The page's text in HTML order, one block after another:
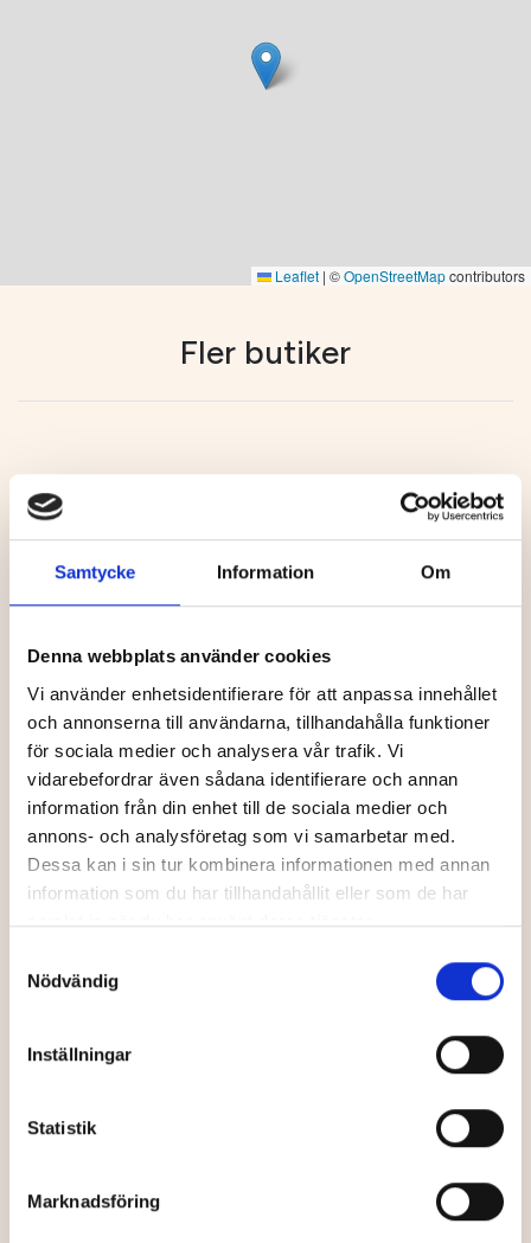
Samtycke Information Om
Denna webbplats använder cookies
Vi använder enhetsidentifierare för att anpassa innehållet
och annonserna till användarna, tillhandahålla funktioner
för sociala medier och analysera vår trafik. Vi
vidarebefordrar även sådana identifierare och annan
information från din enhet till de sociala medier och
annons- och analysföretag som vi samarbetar med.
Dessa kan i sin tur kombinera informationen med annan
information som du har tillhandahållit eller som de har
samlat in när du har använt deras tjänster.
Nödvändig
Inställningar
Statistik
Marknadsföring
Leaflet | ©OpenStreetMapcontributors
Fler butiker
Unika butiker
Linné och
Grankvist
Unika butiker
Bric–a-brac
Unika butiker Unika butiker